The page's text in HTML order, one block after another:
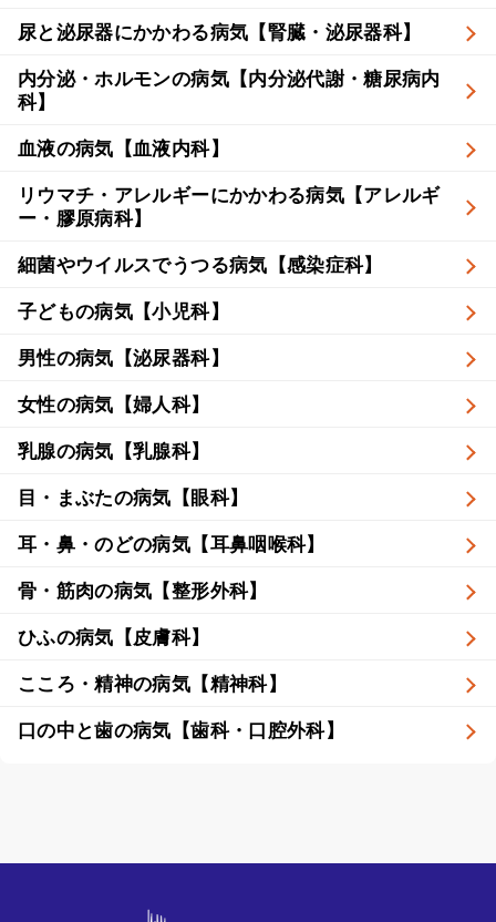
尿と泌尿器にかかわる病気【腎臓・泌尿器科】
内分泌・ホルモンの病気【内分泌代謝・糖尿病内
科】
血液の病気【血液内科】
リウマチ・アレルギーにかかわる病気【アレルギ
ー・膠原病科】
細菌やウイルスでうつる病気【感染症科】
子どもの病気【小児科】
男性の病気【泌尿器科】
女性の病気【婦人科】
乳腺の病気【乳腺科】
目・まぶたの病気【眼科】
耳・鼻・のどの病気【耳鼻咽喉科】
骨・筋肉の病気【整形外科】
ひふの病気【皮膚科】
こころ・精神の病気【精神科】
口の中と歯の病気【歯科・口腔外科】